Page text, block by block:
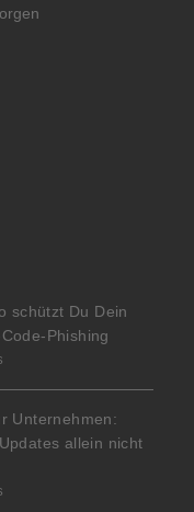
schützt Du Dein
Phishing
Unternehmen:
allein nicht